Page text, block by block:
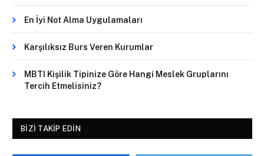
En İyi Not Alma Uygulamaları
Karşılıksız Burs Veren Kurumlar
MBTI Kişilik Tipinize Göre Hangi Meslek Gruplarını
Tercih Etmelisiniz?
BIZI TAKIP EDIN